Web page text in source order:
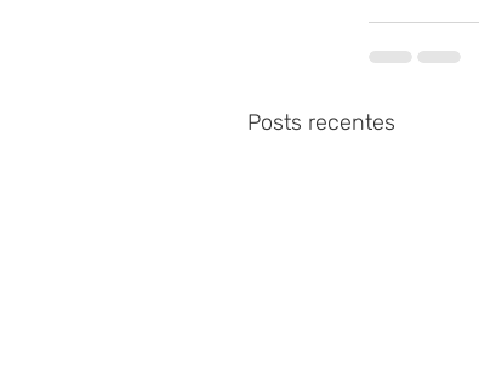
Posts recentes